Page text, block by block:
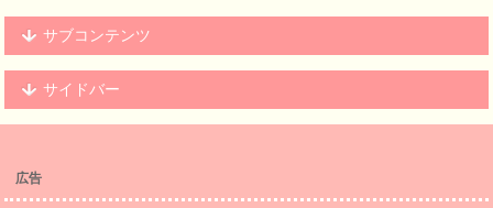
サブコンテンツ
サイドバー
広告